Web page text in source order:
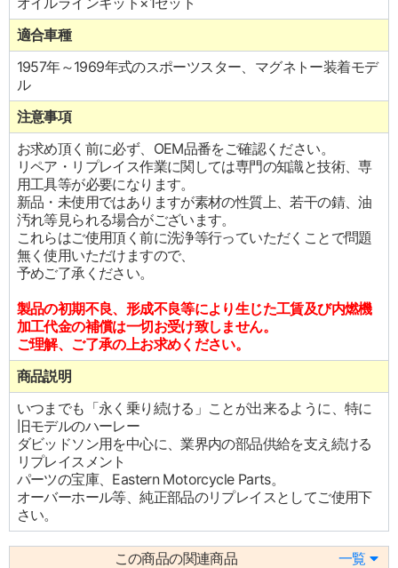
適合車種
1957年～1969年式のスポーツスター、マグネトー装着モデ
ル
注意事項
お求め頂く前に必ず、OEM品番をご確認ください。
リペア・リプレイス作業に関しては専門の知識と技術、専
用工具等が必要になります。
新品・未使用ではありますが素材の性質上、若干の錆、油
汚れ等見られる場合がございます。
これらはご使用頂く前に洗浄等行っていただくことで問題
無く使用いただけますので、
予めご了承ください。
製品の初期不良、形成不良等により生じた工賃及び内燃機
加工代金の補償は一切お受け致しません。
ご理解、ご了承の上お求めください。
商品説明
いつまでも「永く乗り続ける」ことが出来るように、特に
旧モデルのハーレー
ダビッドソン用を中心に、業界内の部品供給を支え続ける
リプレイスメント
パーツの宝庫、Eastern Motorcycle Parts。
オーバーホール等、純正部品のリプレイスとしてご使用下
さい。
この商品の関連商品 一覧